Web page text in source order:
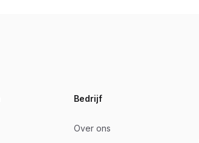
Bedrijf
Over ons